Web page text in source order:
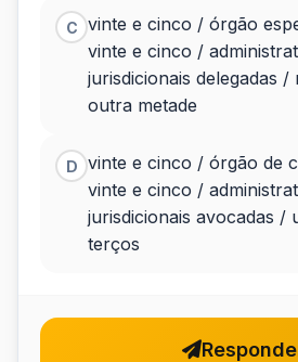
C vinte e cinco / órgão
vinte e cinco /
jurisdicionais delegadas /
outra metade
D vinte e cinco / órgão de
vinte e cinco /
jurisdicionais avocadas /
terços